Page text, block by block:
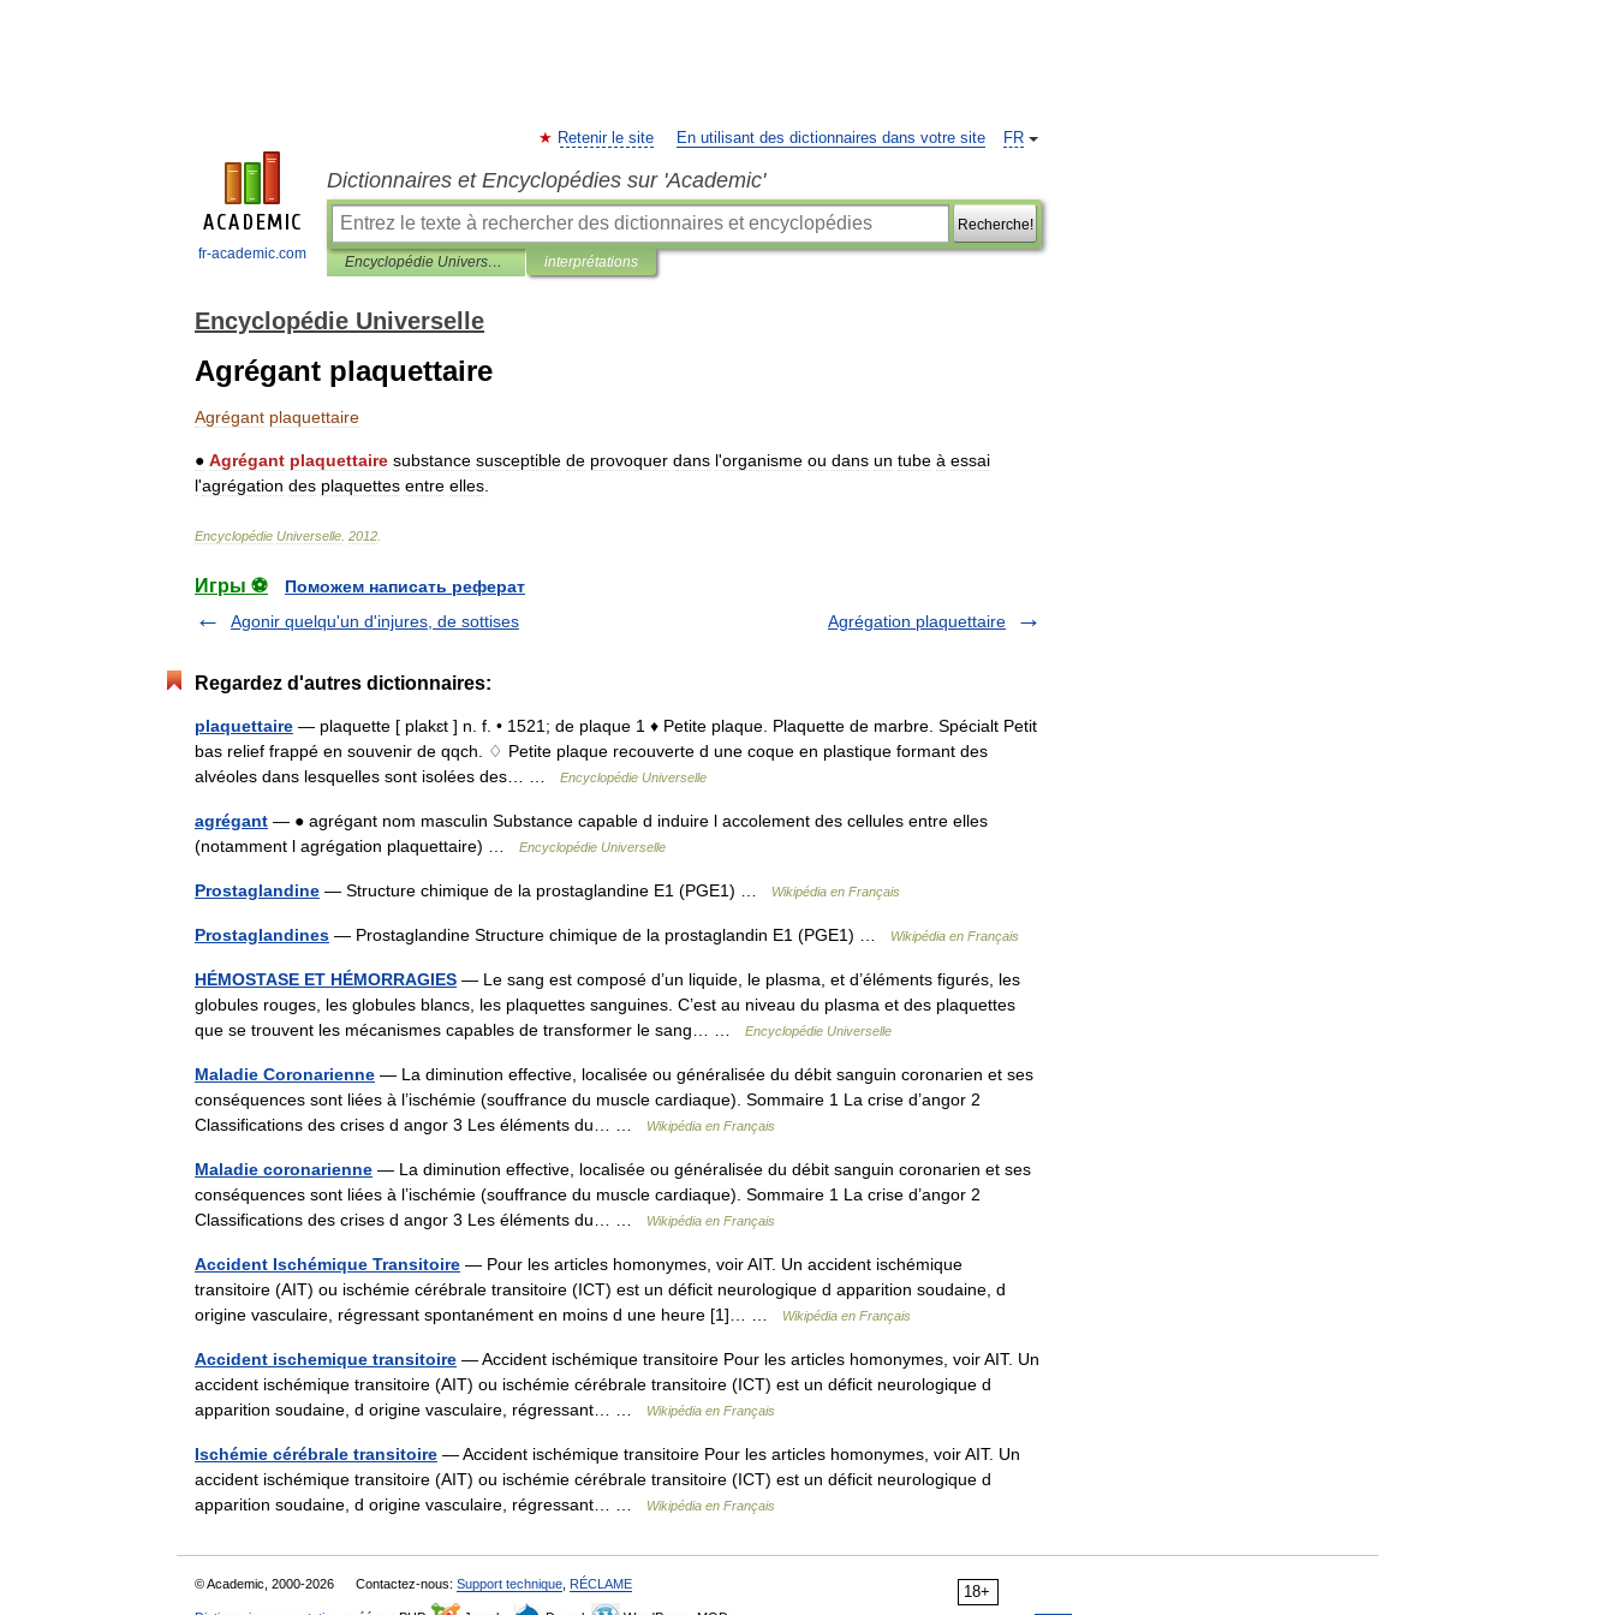
fr-academic.com
FR
Retenir le site En utilisant des dictionnaires dans votre site
Dictionnaires et Encyclopédies sur 'Academic'
Recherche!
Encyclopédie Universelle interprétations
Encyclopédie Universelle
Agrégant plaquettaire
Agrégant plaquettaire
● Agrégant plaquettaire substance susceptible de provoquer dans l'organisme ou dans un tube à essai
l'agrégation des plaquettes entre elles
Encyclopédie Universelle 2012
Игры ⚽
Поможем написать реферат
Agonir quelqu'un d'injures, de sottises
Agrégation plaquettaire
Regardez d'autres dictionnaires:
plaquettaire — plaquette [ plakɛt ] n. f. • 1521; de plaque 1 ♦ Petite plaque. Plaquette de marbre. Spécialt Petit
bas relief frappé en souvenir de qqch. ♢ Petite plaque recouverte d une coque en plastique formant des
alvéoles dans lesquelles sont isolées des… …
Encyclopédie Universelle
agrégant — ● agrégant nom masculin Substance capable d induire l accolement des cellules entre elles
(notamment l agrégation plaquettaire) …
Encyclopédie Universelle
Prostaglandine — Structure chimique de la prostaglandine E1 (PGE1) … Wikipédia en Français
Prostaglandines — Prostaglandine Structure chimique de la prostaglandin E1 (PGE1) … Wikipédia en Français
HÉMOSTASE ET HÉMORRAGIES — Le sang est composé d’un liquide, le plasma, et d’éléments figurés, les
globules rouges, les globules blancs, les plaquettes sanguines. C’est au niveau du plasma et des plaquettes
que se trouvent les mécanismes capables de transformer le sang… …
Encyclopédie Universelle
Maladie Coronarienne — La diminution effective, localisée ou généralisée du débit sanguin coronarien et ses
conséquences sont liées à l’ischémie (souffrance du muscle cardiaque). Sommaire 1 La crise d’angor 2
Classifications des crises d angor 3 Les éléments du… …
Wikipédia en Français
Maladie coronarienne — La diminution effective, localisée ou généralisée du débit sanguin coronarien et ses
conséquences sont liées à l’ischémie (souffrance du muscle cardiaque). Sommaire 1 La crise d’angor 2
Classifications des crises d angor 3 Les éléments du… …
Wikipédia en Français
Accident Ischémique Transitoire — Pour les articles homonymes, voir AIT. Un accident ischémique
transitoire (AIT) ou ischémie cérébrale transitoire (ICT) est un déficit neurologique d apparition soudaine, d
origine vasculaire, régressant spontanément en moins d une heure [1]… …
Wikipédia en Français
Accident ischemique transitoire — Accident ischémique transitoire Pour les articles homonymes, voir AIT. Un
accident ischémique transitoire (AIT) ou ischémie cérébrale transitoire (ICT) est un déficit neurologique d
apparition soudaine, d origine vasculaire, régressant… …
Wikipédia en Français
Ischémie cérébrale transitoire — Accident ischémique transitoire Pour les articles homonymes, voir AIT. Un
accident ischémique transitoire (AIT) ou ischémie cérébrale transitoire (ICT) est un déficit neurologique d
apparition soudaine, d origine vasculaire, régressant… …
Wikipédia en Français
18+
© Academic, 2000-2026 Contactez-nous: Support technique RÉCLAME